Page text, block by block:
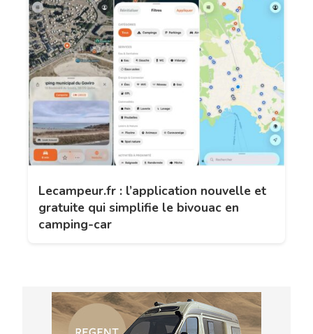
Lecampeur.fr : l’application nouvelle et
gratuite qui simplifie le bivouac en
camping-car